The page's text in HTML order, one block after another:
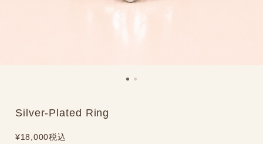
Silver-Plated Ring
¥18,000税込